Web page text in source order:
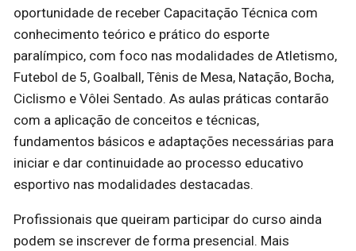
oportunidade de receber Capacitação Técnica com
conhecimento teórico e prático do esporte
paralímpico, com foco nas modalidades de Atletismo,
Futebol de 5, Goalball, Tênis de Mesa, Natação, Bocha,
Ciclismo e Vôlei Sentado. As aulas práticas contarão
com a aplicação de conceitos e técnicas,
fundamentos básicos e adaptações necessárias para
iniciar e dar continuidade ao processo educativo
esportivo nas modalidades destacadas.
Profissionais que queiram participar do curso ainda
podem se inscrever de forma presencial. Mais